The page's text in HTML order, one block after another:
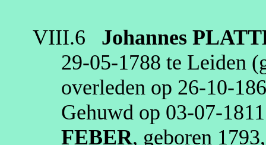
VIII.6 Johannes
29‑05‑1788 te Leiden
overleden op
Gehuwd op 03‑07‑1811
FEBER, geboren 1793